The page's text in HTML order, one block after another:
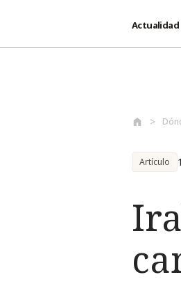
Actualidad
Artículo